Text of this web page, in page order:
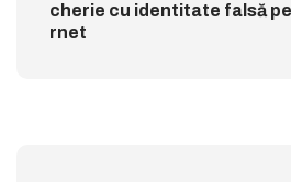
cherie cu identitate falsă
rnet